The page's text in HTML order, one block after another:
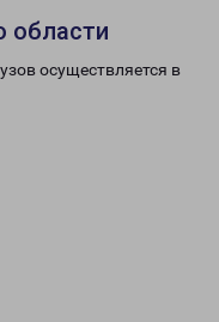
области
осуществляется в